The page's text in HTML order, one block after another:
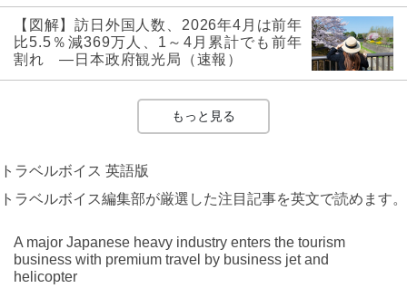
【図解】訪日外国人数、2026年4月は前年
比5.5％減369万人、1～4月累計でも前年
割れ ―日本政府観光局（速報）
もっと見る
トラベルボイス 英語版
トラベルボイス編集部が厳選した注目記事を英文で読めます。
A major Japanese heavy industry enters the tourism
business with premium travel by business jet and
helicopter